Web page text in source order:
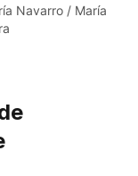
Navarro / María